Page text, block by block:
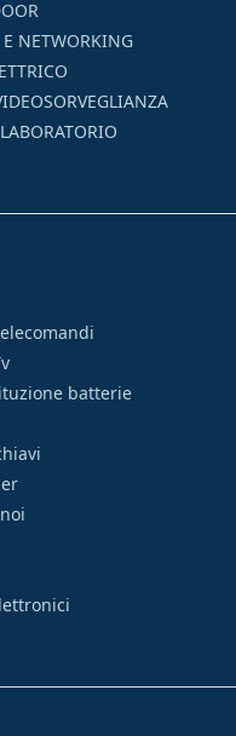
NETWORKING
batterie